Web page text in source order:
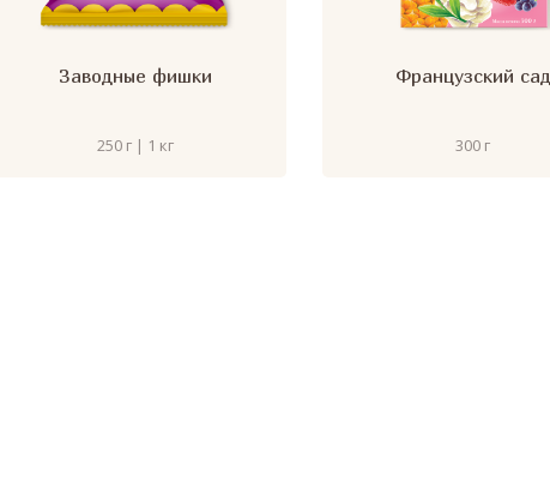
Заводные фишки
250 г | 1 кг
Французский сад
300 г